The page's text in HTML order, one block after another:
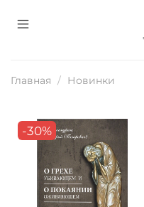
Главная Новинки
-30%